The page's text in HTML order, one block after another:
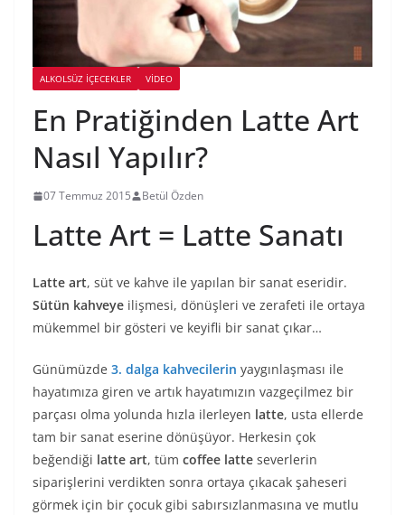
ALKOLSÜZ IÇECEKLER VIDEO
En Pratiğinden Latte Art
Nasıl Yapılır?
07 Temmuz 2015 Betül Özden
Latte Art = Latte Sanatı
Latte art, süt ve kahve ile yapılan bir sanat eseridir.
Sütün kahveye ilişmesi, dönüşleri ve zerafeti ile ortaya
mükemmel bir gösteri ve keyifli bir sanat çıkar…
Günümüzde 3. dalga kahvecilerin yaygınlaşması ile
hayatımıza giren ve artık hayatımızın vazgeçilmez bir
parçası olma yolunda hızla ilerleyen latte, usta ellerde
tam bir sanat eserine dönüşüyor. Herkesin çok
beğendiği latte art, tüm coffee latte severlerin
siparişlerini verdikten sonra ortaya çıkacak şaheseri
görmek için bir çocuk gibi sabırsızlanmasına ve mutlu